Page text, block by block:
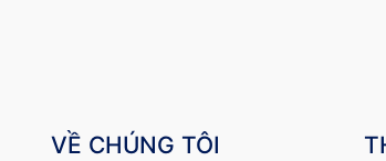
VỀ CHÚNG TÔI